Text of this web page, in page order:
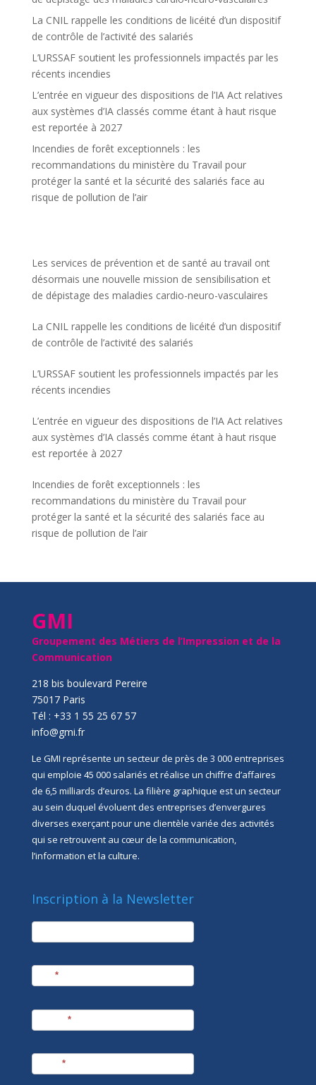
La CNIL rappelle les conditions de licéité d’un dispositif
de contrôle de l’activité des salariés
L’URSSAF soutient les professionnels impactés par les
récents incendies
L’entrée en vigueur des dispositions de l’IA Act relatives
aux systèmes d’IA classés comme étant à haut risque
est reportée à 2027
Incendies de forêt exceptionnels : les
recommandations du ministère du Travail pour
protéger la santé et la sécurité des salariés face au
risque de pollution de l’air
Les services de prévention et de santé au travail ont
désormais une nouvelle mission de sensibilisation et
de dépistage des maladies cardio-neuro-vasculaires
La CNIL rappelle les conditions de licéité d’un dispositif
de contrôle de l’activité des salariés
L’URSSAF soutient les professionnels impactés par les
récents incendies
L’entrée en vigueur des dispositions de l’IA Act relatives
aux systèmes d’IA classés comme étant à haut risque
est reportée à 2027
Incendies de forêt exceptionnels : les
recommandations du ministère du Travail pour
protéger la santé et la sécurité des salariés face au
risque de pollution de l’air
GMI
Groupement des Métiers de l’Impression et de la
Communication
218 bis boulevard Pereire
75017 Paris
Tél : +33 1 55 25 67 57
info@gmi.fr
Le GMI représente un secteur de près de 3 000 entreprises
qui emploie 45 000 salariés et réalise un chiffre d’affaires
de 6,5 milliards d’euros. La filière graphique est un secteur
au sein duquel évoluent des entreprises d’envergures
diverses exerçant pour une clientèle variée des activités
qui se retrouvent au cœur de la communication,
l’information et la culture.
Inscription à la Newsletter
newsletter
*
*
*